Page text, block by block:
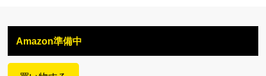
Amazon準備中